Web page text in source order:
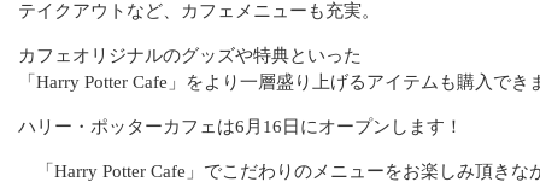
テイクアウトなど、カフェメニューも充実。
カフェオリジナルのグッズや特典といった
「Harry Potter Cafe」をより一層盛り上げるアイテムも購入でき
ハリー・ポッターカフェは6月16日にオープンします！
「Harry Potter Cafe」でこだわりのメニューをお楽しみ頂きな